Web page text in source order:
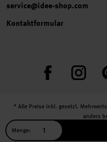
Menge:
service@idee-shop.com
Kontaktformular
Facebook
* Alle Preise inkl. gesetzl.
anders
** Jede:r Abonnent:in erhält bei
einen 10 % Rabatt-